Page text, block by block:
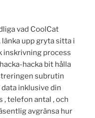
vad CoolCat
upp gryta sitta i
inskrivning process
hacka bit hålla
subrutin
inklusive din
, telefon antal , och
avgränsa hur